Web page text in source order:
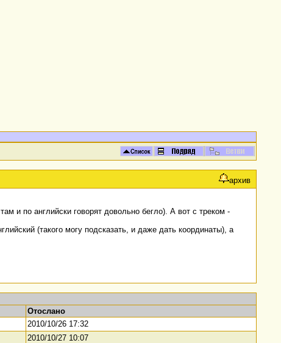
архив
и по английски говорят довольно бегло). А вот с треком -
(такого могу подсказать, и даже дать координаты), а
Отослано
2010/10/26 17:32
2010/10/27 10:07